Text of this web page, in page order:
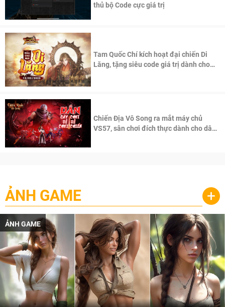
thủ bộ Code cực giá trị
Tam Quốc Chí kích hoạt đại chiến Di
Lăng, tặng siêu code giá trị dành cho
Chiến Địa Vô Song ra mắt máy chủ
VS57, sân chơi đích thực dành cho dân
ẢNH GAME +
ẢNH GAME